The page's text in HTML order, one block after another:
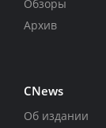
Обзоры
Архив
CNews
Об издании